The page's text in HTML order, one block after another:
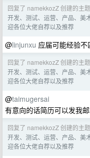
回复了 namekkozZ 创建的主题
开发、测试、运营、产品、美
迎各位大佬自荐以及推荐
@linjunxu 应届可能经验不
回复了 namekkozZ 创建的主题
开发、测试、运营、产品、美
迎各位大佬自荐以及推荐
@taimugersai
有意向的话简历可以发我
回复了 namekkozZ 创建的主题
开发、测试、运营、产品、美
迎各位大佬自荐以及推荐